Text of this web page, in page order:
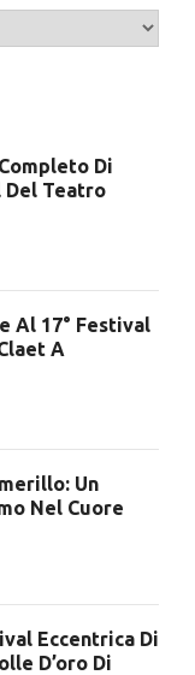
Di
Del Teatro
Al 17° Festival
A
Un
Nel Cuore
Eccentrica Di
D’oro Di